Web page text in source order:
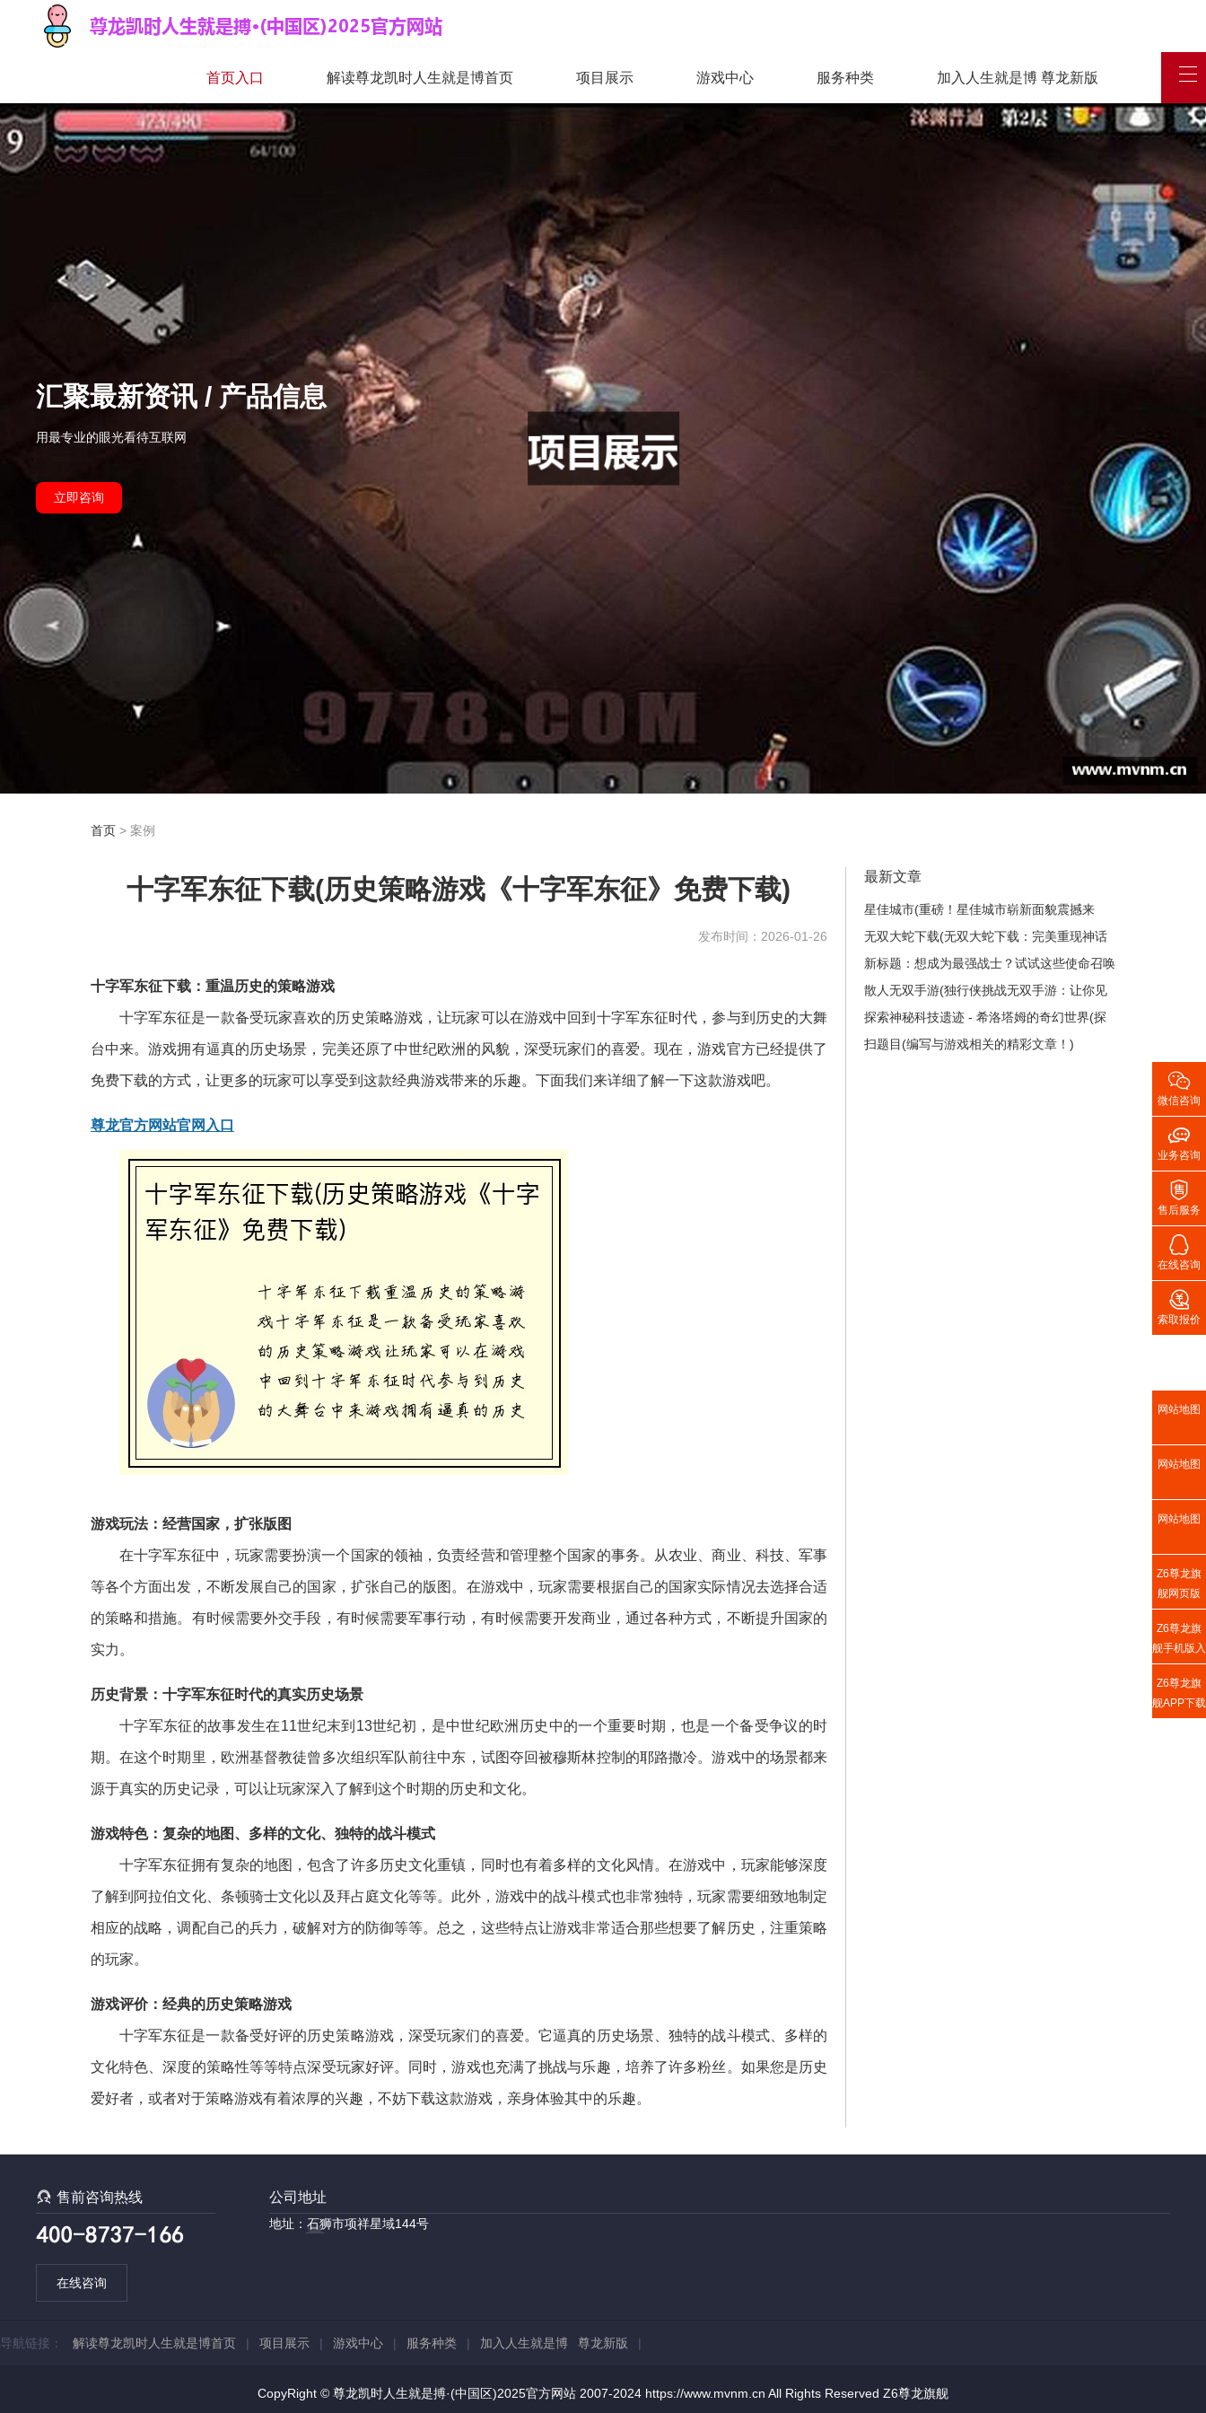
首页入口 解读尊龙凯时人生就是博首页 项目展示 游戏中心 服务种类 加入人生就是博 尊龙新版
汇聚最新资讯 / 产品信息
用最专业的眼光看待互联网
立即咨询
首页> 案例
十字军东征下载(历史策略游戏《十字军东征》免费下载)
发布时间：2026-01-26
十字军东征下载：重温历史的策略游戏
十字军东征是一款备受玩家喜欢的历史策略游戏，让玩家可以在游戏中回到十字军东征时代，参与到历史的大舞
台中来。游戏拥有逼真的历史场景，完美还原了中世纪欧洲的风貌，深受玩家们的喜爱。现在，游戏官方已经提供了
免费下载的方式，让更多的玩家可以享受到这款经典游戏带来的乐趣。下面我们来详细了解一下这款游戏吧。
尊龙官方网站官网入口
游戏玩法：经营国家，扩张版图
在十字军东征中，玩家需要扮演一个国家的领袖，负责经营和管理整个国家的事务。从农业、商业、科技、军事
等各个方面出发，不断发展自己的国家，扩张自己的版图。在游戏中，玩家需要根据自己的国家实际情况去选择合适
的策略和措施。有时候需要外交手段，有时候需要军事行动，有时候需要开发商业，通过各种方式，不断提升国家的
实力。
历史背景：十字军东征时代的真实历史场景
十字军东征的故事发生在11世纪末到13世纪初，是中世纪欧洲历史中的一个重要时期，也是一个备受争议的时
期。在这个时期里，欧洲基督教徒曾多次组织军队前往中东，试图夺回被穆斯林控制的耶路撒冷。游戏中的场景都来
源于真实的历史记录，可以让玩家深入了解到这个时期的历史和文化。
游戏特色：复杂的地图、多样的文化、独特的战斗模式
十字军东征拥有复杂的地图，包含了许多历史文化重镇，同时也有着多样的文化风情。在游戏中，玩家能够深度
了解到阿拉伯文化、条顿骑士文化以及拜占庭文化等等。此外，游戏中的战斗模式也非常独特，玩家需要细致地制定
相应的战略，调配自己的兵力，破解对方的防御等等。总之，这些特点让游戏非常适合那些想要了解历史，注重策略
的玩家。
游戏评价：经典的历史策略游戏
十字军东征是一款备受好评的历史策略游戏，深受玩家们的喜爱。它逼真的历史场景、独特的战斗模式、多样的
文化特色、深度的策略性等等特点深受玩家好评。同时，游戏也充满了挑战与乐趣，培养了许多粉丝。如果您是历史
爱好者，或者对于策略游戏有着浓厚的兴趣，不妨下载这款游戏，亲身体验其中的乐趣。
最新文章
星佳城市(重磅！星佳城市崭新面貌震撼来
袭！)
无双大蛇下载(无双大蛇下载：完美重现神话
传说)
新标题：想成为最强战士？试试这些使命召唤
2秘籍！(想成为最强战士？这些使命召唤2秘
籍绝对让你雄霸战场！)
散人无双手游(独行侠挑战无双手游：让你见
识极致战斗体验！)
探索神秘科技遗迹 - 希洛塔姆的奇幻世界(探
索希洛塔姆的神秘科技遗迹：一场奇幻之旅)
扫题目(编写与游戏相关的精彩文章！)
售前咨询热线
在线咨询
公司地址
地址：石狮市项祥星域144号
导航链接： 解读尊龙凯时人生就是博首页 | 项目展示 | 游戏中心 | 服务种类 | 加入人生就是博 尊龙新版 |
CopyRight © 尊龙凯时人生就是搏·(中国区)2025官方网站 2007-2024 https://www.mvnm.cn All Rights Reserved Z6尊龙旗舰

微信咨询

业务咨询

售后服务

在线咨询

索取报价
网站地图
网站地图
网站地图
Z6尊龙旗
舰网页版
Z6尊龙旗
舰手机版入
口
Z6尊龙旗
舰APP下载